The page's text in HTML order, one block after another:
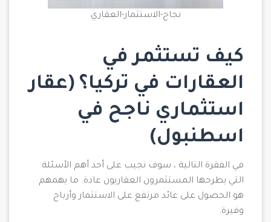
نجاح-الاستثمار-العقاري
كيف تستثمر في
العقارات في تركيا؟ (عقار
استثماري ناجح في
اسطنبول)
في الفقرة التالية ، سوف نجيب على أحد أهم الأسئلة
التي يطرحها المستثمرون العقاريون عادة. ما يهمهم
هو الحصول على عائد مرتفع على الاستثمار وأرباح
وفيرة.